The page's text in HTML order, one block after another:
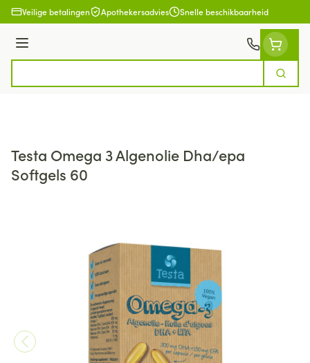
Ga naar de inhoud
Veilige betalingen Apothekersadvies Snelle beschikbaarheid
Menu
Zoek
Testa Omega 3 Algenolie Dha/epa
Softgels 60